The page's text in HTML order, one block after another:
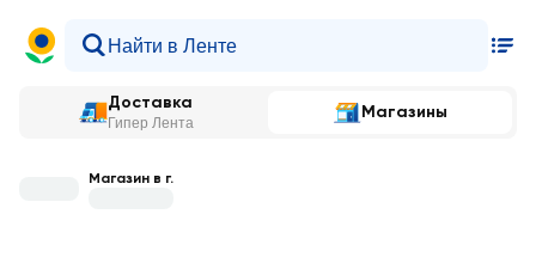
Доставка
Гипер Лента
Магазины
Магазин в г.